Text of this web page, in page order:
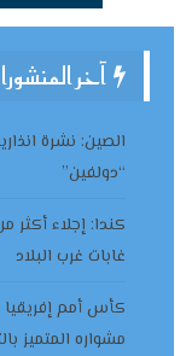
آخر
الصين: نشرة
“دولفين”
غابات غرب البلاد
مشواره المتميز